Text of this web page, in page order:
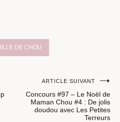
DE CHOU
ARTICLE SUIVANT
Concours #97 – Le Noël de
Maman Chou #4 : De jolis
doudou avec Les Petites
Terreurs